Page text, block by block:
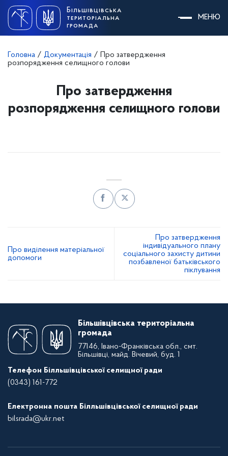
content
Більшівцівська
територіальна
громада
МЕНЮ
Головна / Документація /
Про затвердження
розпорядження селищного голови
Про затвердження
розпорядження селищного голови
Про виділення матеріальної
допомоги
Про затвердження
індивідуального плану
соціального захисту дитини
позбавленої батьківського
піклування
Більшівцівська територіальна
громада
77146, Івано-Франківська обл., смт.
Більшівці, майд. Вічевий, буд. 1
Телефон Білльшівцівської селищної ради
(0343) 161-772
Електронна пошта Білльшівцівської селищної ради
bilsrada@ukr.net